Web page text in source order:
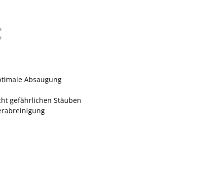
Absaugung
gefährlichen Stäuben